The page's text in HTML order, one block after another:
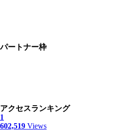
パートナー枠
アクセスランキング
1
602,519 Views